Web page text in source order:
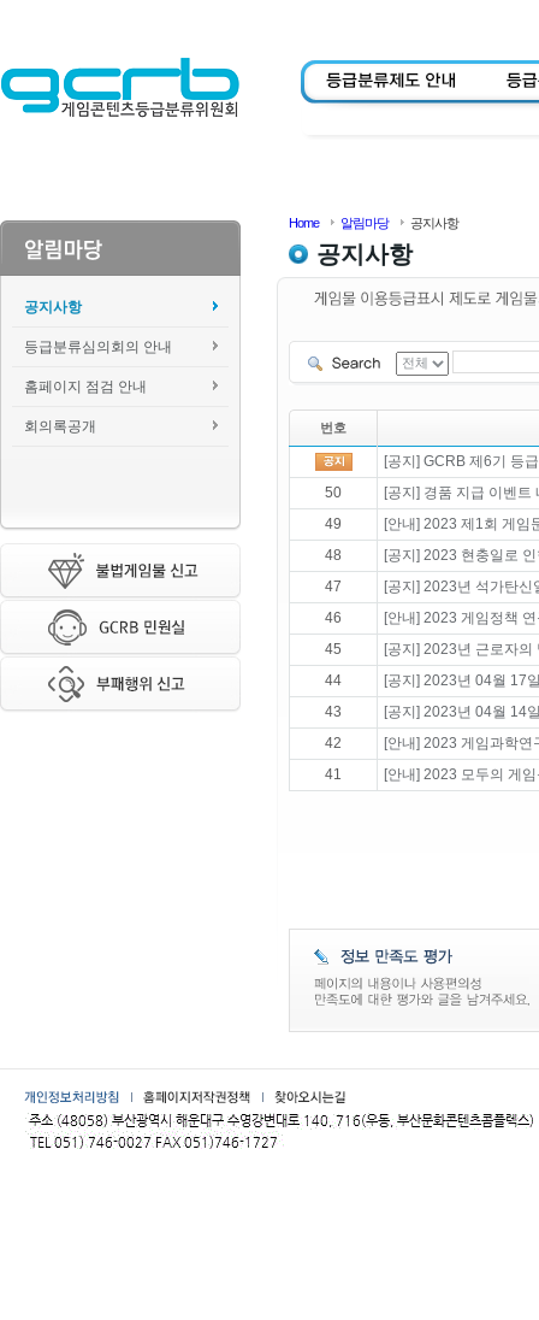
공지사항
등급분류심의회의 안내
홈페이지 점검 안내
회의록공개
Home 알림마당 공지사항
공지사항
번호
[공지] GCRB 제6기 등
50
[공지] 경품 지급 이벤트
49
[안내] 2023 제1회 게임
48
[공지] 2023 현충일로
47
[공지] 2023년 석가탄
46
[안내] 2023 게임정책
45
[공지] 2023년 근로자의
44
[공지] 2023년 04월 17
43
[공지] 2023년 04월 14
42
[안내] 2023 게임과학연
41
[안내] 2023 모두의 게